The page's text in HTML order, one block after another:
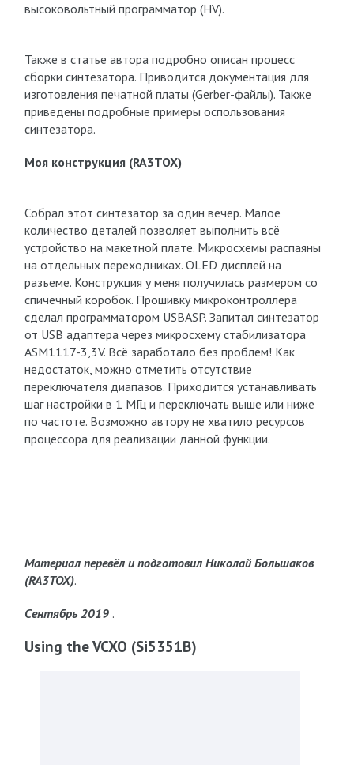
высоковольтный программатор (HV).
Также в статье автора подробно описан процесс
сборки синтезатора. Приводится документация для
изготовления печатной платы (Gerber-файлы). Также
приведены подробные примеры оспользования
синтезатора.
Моя конструкция (RA3TOX)
Собрал этот синтезатор за один вечер. Малое
количество деталей позволяет выполнить всё
устройство на макетной плате. Микросхемы распаяны
на отдельных переходниках. OLED дисплей на
разъеме. Конструкция у меня получилась размером со
спичечный коробок. Прошивку микроконтроллера
сделал программатором USBASP. Запитал синтезатор
от USB адаптера через микросхему стабилизатора
ASM1117-3,3V. Всё заработало без проблем! Как
недостаток, можно отметить отсутствие
переключателя диапазов. Приходится устанавливать
шаг настройки в 1 МГц и переключать выше или ниже
по частоте. Возможно автору не хватило ресурсов
процессора для реализации данной функции.
Материал перевёл и подготовил Николай Большаков
(RA3TOX).
Сентябрь 2019 .
Using the VCXO (Si5351B)